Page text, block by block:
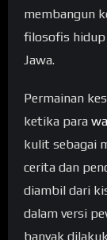
membangun
filosofis hidup
Jawa.
Permainan
ketika para
kulit sebagai
cerita dan
diambil dari
dalam versi
banyak